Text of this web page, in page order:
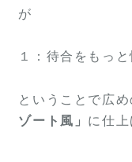
が
１：待合をもっと
ということで広
ゾート風」 に仕上